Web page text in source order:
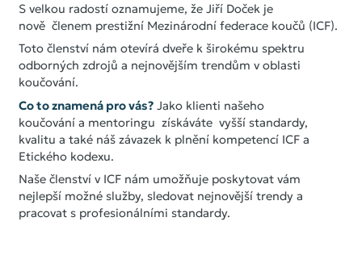
Úvod
Naše služby
O nás
Inspirace
Reference
Kontakt
S velkou radostí oznamujeme, že Jiří Doček je
nově členem prestižní Mezinárodní federace koučů (ICF).
Toto členství nám otevírá dveře k širokému spektru
odborných zdrojů a nejnovějším trendům v oblasti
koučování.
Co to znamená pro vás?Jako klienti našeho
koučování a mentoringu získáváte vyšší standardy,
kvalitu a také náš závazek k plnění kompetencí ICF a
Etického kodexu.
Naše členství v ICF nám umožňuje poskytovat vám
nejlepší možné služby, sledovat nejnovější trendy a
pracovat s profesionálními standardy.